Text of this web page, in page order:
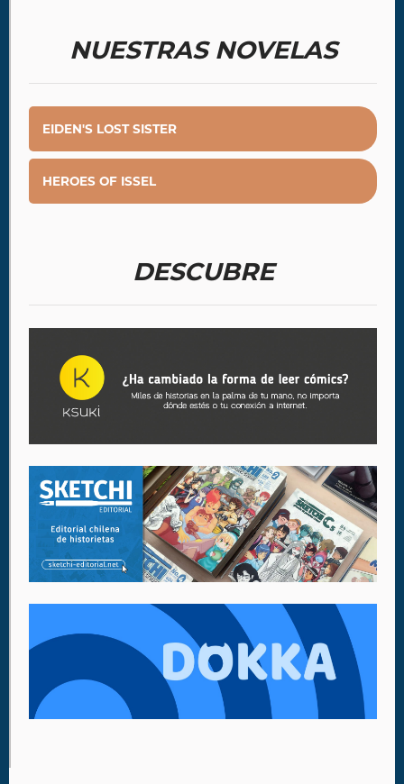
NUESTRAS NOVELAS
EIDEN'S LOST SISTER
HEROES OF ISSEL
DESCUBRE